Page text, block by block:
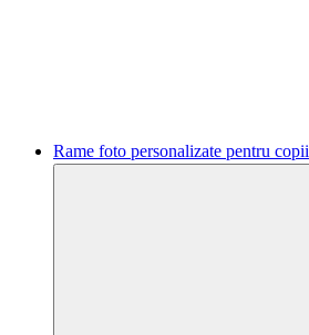
Rame foto personalizate pentru copii